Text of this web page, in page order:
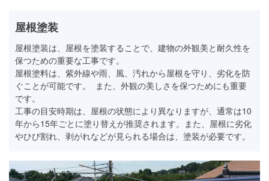
屋根塗装
屋根塗装は、屋根を塗装することで、建物の外観美と耐久性を
保つための重要な工事です。
屋根塗料は、紫外線や雨、風、汚れから屋根を守り、劣化を防
ぐことが可能です。 また、外観の美しさを保つためにも重要
です。
工事の目安時期は、屋根の状態により異なりますが、通常は10
年から15年ごとに塗り替えが推奨されます。また、屋根に劣化
やひび割れ、剥がれなどが見られる場合は、塗装が必要です。